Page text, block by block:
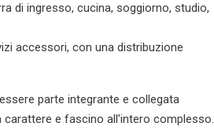
di ingresso, cucina, soggiorno, studio,
accessori, con una distribuzione
parte integrante e collegata
e fascino all’intero complesso.